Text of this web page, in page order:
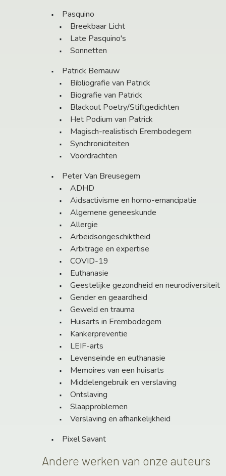
Pasquino
Breekbaar Licht
Late Pasquino's
Sonnetten
Patrick Bernauw
Bibliografie van Patrick
Biografie van Patrick
Blackout Poetry/Stiftgedichten
Het Podium van Patrick
Magisch-realistisch Erembodegem
Synchroniciteiten
Voordrachten
Peter Van Breusegem
ADHD
Aidsactivisme en homo-emancipatie
Algemene geneeskunde
Allergie
Arbeidsongeschiktheid
Arbitrage en expertise
COVID-19
Euthanasie
Geestelijke gezondheid en neurodiversiteit
Gender en geaardheid
Geweld en trauma
Huisarts in Erembodegem
Kankerpreventie
LEIF-arts
Levenseinde en euthanasie
Memoires van een huisarts
Middelengebruik en verslaving
Ontslaving
Slaapproblemen
Verslaving en afhankelijkheid
Pixel Savant
Andere werken van onze auteurs